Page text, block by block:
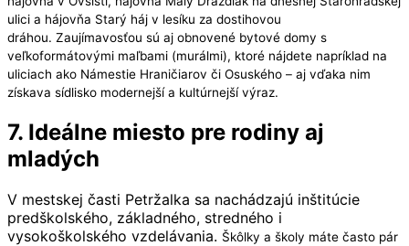
ulici a hájovňa Starý háj v lesíku za dostihovou
dráhou. Zaujímavosťou sú aj obnovené bytové domy s
veľkoformátovými maľbami (murálmi), ktoré nájdete napríklad na
uliciach ako Námestie Hraničiarov či Osuského – aj vďaka nim
získava sídlisko modernejší a kultúrnejší výraz.
7. Ideálne miesto pre rodiny aj
mladých
V mestskej časti Petržalka sa nachádzajú inštitúcie
predškolského, základného, stredného i
vysokoškolského vzdelávania. Škôlky a školy máte často pár